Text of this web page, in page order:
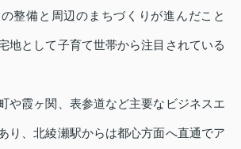
整備と周辺のまちづくりが進んだこと
地として子育て世帯から注目されている
や霞ヶ関、表参道など主要なビジネスエ
り、北綾瀬駅からは都心方面へ直通でア